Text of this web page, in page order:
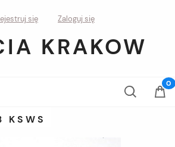
się Zaloguj się
KRAKOW
KSWS